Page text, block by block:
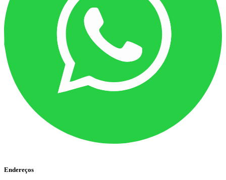
Endereços